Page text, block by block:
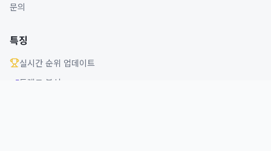
문의
특징
실시간 순위 업데이트
트렌드 분석